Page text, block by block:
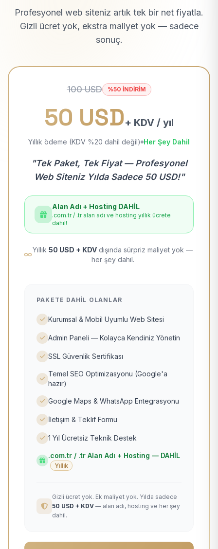
Profesyonel web siteniz artık tek bir net fiyatla.
Gizli ücret yok, ekstra maliyet yok — sadece
sonuç.
100 USD %50 İNDİRİM
50 USD+ KDV / yıl
Yıllık ödeme (KDV %20 dahil değil) Her Şey Dahil
"Tek Paket, Tek Fiyat — Profesyonel
Web Siteniz Yılda Sadece 50 USD!"
Alan Adı + Hosting DAHİL
.com.tr / .tr alan adı ve hosting yıllık ücrete
dahil!
Yıllık 50 USD + KDV dışında sürpriz maliyet yok —
her şey dahil.
PAKETE DAHIL OLANLAR
Kurumsal & Mobil Uyumlu Web Sitesi
Admin Paneli — Kolayca Kendiniz Yönetin
SSL Güvenlik Sertifikası
Temel SEO Optimizasyonu (Google'a
hazır)
Google Maps & WhatsApp Entegrasyonu
İletişim & Teklif Formu
1 Yıl Ücretsiz Teknik Destek
.com.tr / .tr Alan Adı + Hosting — DAHİL
Yıllık
Gizli ücret yok. Ek maliyet yok. Yılda sadece
50 USD + KDV — alan adı, hosting ve her şey
dahil.